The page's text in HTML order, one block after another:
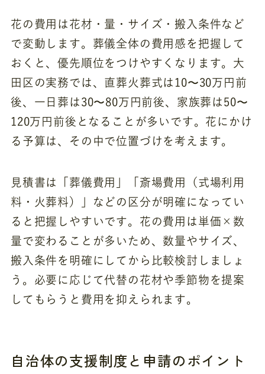
花の費用は花材・量・サイズ・搬入条件など
で変動します。葬儀全体の費用感を把握して
おくと、優先順位をつけやすくなります。大
田区の実務では、直葬火葬式は10〜30万円前
後、一日葬は30〜80万円前後、家族葬は50〜
120万円前後となることが多いです。花にかけ
る予算は、その中で位置づけを考えます。
見積書は「葬儀費用」「斎場費用（式場利用
料・火葬料）」などの区分が明確になってい
ると把握しやすいです。花の費用は単価×数
量で変わることが多いため、数量やサイズ、
搬入条件を明確にしてから比較検討しましょ
う。必要に応じて代替の花材や季節物を提案
してもらうと費用を抑えられます。
自治体の支援制度と申請のポイント